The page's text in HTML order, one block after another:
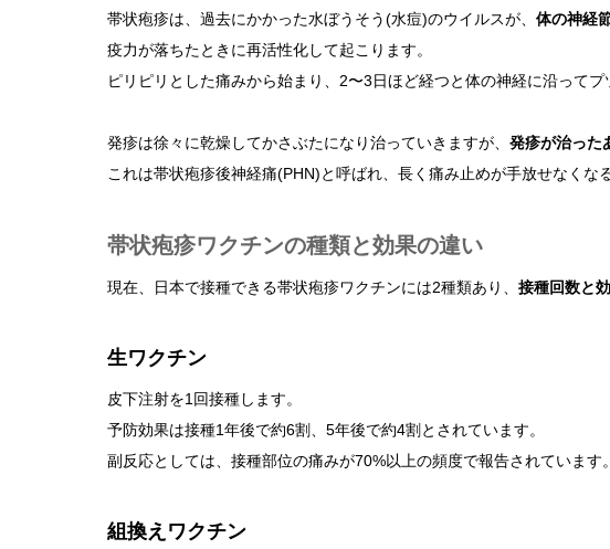
帯状疱疹は、過去にかかった水ぼうそう(水痘)のウイルスが、 体の神経
疫力が落ちたときに再活性化して起こります。
ピリピリとした痛みから始まり、2〜3日ほど経つと体の神経に沿って
発疹は徐々に乾燥してかさぶたになり治っていきますが、 発疹が治った
これは帯状疱疹後神経痛(PHN)と呼ばれ、長く痛み止めが手放せなくな
帯状疱疹ワクチンの種類と効果の違い
現在、日本で接種できる帯状疱疹ワクチンには2種類あり、 接種回数と
生ワクチン
皮下注射を1回接種します。
予防効果は接種1年後で約6割、5年後で約4割とされています。
副反応としては、接種部位の痛みが70%以上の頻度で報告されています。
組換えワクチン